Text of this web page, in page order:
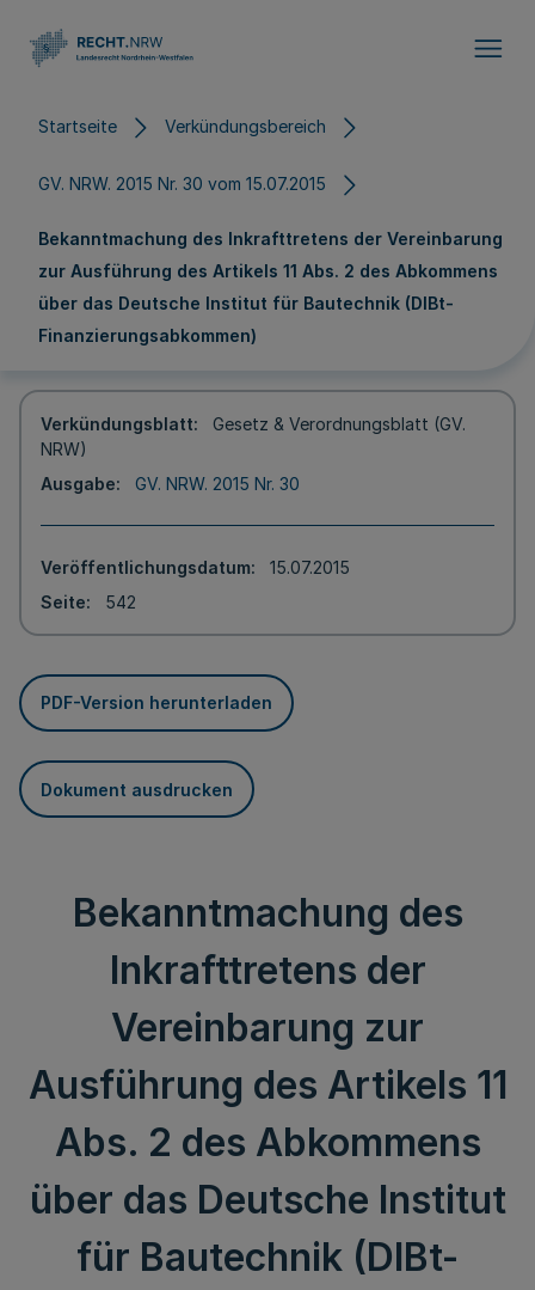
Startseite Verkündungsbereich
GV. NRW. 2015 Nr. 30 vom 15.07.2015
Bekanntmachung des Inkrafttretens der Vereinbarung
zur Ausführung des Artikels 11 Abs. 2 des Abkommens
über das Deutsche Institut für Bautechnik (DIBt-
Finanzierungsabkommen)
Verkündungsblatt
Gesetz & Verordnungsblatt (GV.
NRW)
Ausgabe
GV. NRW. 2015 Nr. 30
Veröffentlichungsdatum
15.07.2015
Seite
542
PDF-Version herunterladen
Dokument ausdrucken
Bekanntmachung des
Inkrafttretens der
Vereinbarung zur
Ausführung des Artikels 11
Abs. 2 des Abkommens
über das Deutsche Institut
für Bautechnik (DIBt-